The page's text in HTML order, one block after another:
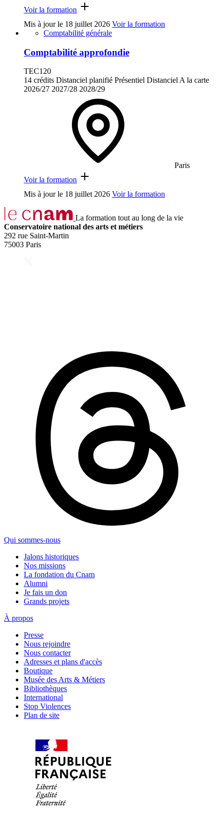
Voir la formation
Mis à jour le 18 juillet 2026 Voir la formation
Comptabilité générale
Comptabilité approfondie
TEC120
14 crédits Distanciel planifié Présentiel Distanciel A la carte
2026/27 2027/28 2028/29
Paris
Voir la formation
Mis à jour le 18 juillet 2026 Voir la formation
La formation tout au long de la vie
Conservatoire national des arts et métiers
292 rue Saint-Martin
75003 Paris
Qui sommes-nous
Jalons historiques
Nos missions
La fondation du Cnam
Alumni
Je fais un don
Grands projets
À propos
Presse
Nous rejoindre
Nous contacter
Adresses et plans d'accès
Boutique
Musée des Arts & Métiers
Bibliothèques
International
Stop Violences
Plan de site